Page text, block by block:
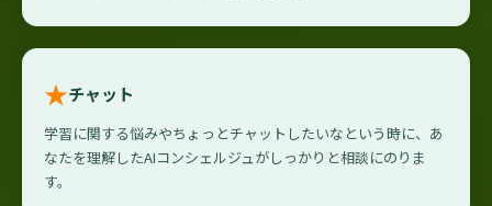
★チャット
学習に関する悩みやちょっとチャットしたいなという時に、あ
なたを理解したAIコンシェルジュがしっかりと相談にのりま
す。